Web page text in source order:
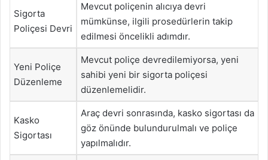
Sigorta
Poliçesi Devri
Mevcut poliçenin alıcıya devri
mümkünse, ilgili prosedürlerin takip
edilmesi öncelikli adımdır.
Yeni Poliçe
Düzenleme
Mevcut poliçe devredilemiyorsa, yeni
sahibi yeni bir sigorta poliçesi
düzenlemelidir.
Kasko
Sigortası
Araç devri sonrasında, kasko sigortası da
göz önünde bulundurulmalı ve poliçe
yapılmalıdır.